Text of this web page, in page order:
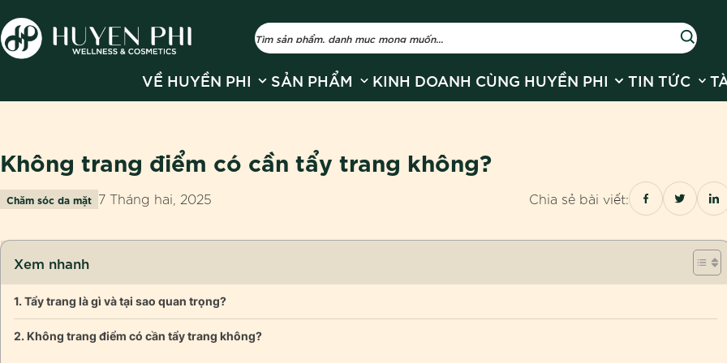
VỀ HUYỀN PHI Show submenu for Về Huyền Phi
SẢN PHẨM Show submenu for Sản phẩm
KINH DOANH CÙNG HUYỀN PHI Show submenu
TIN TỨC
Không trang điểm có cần tẩy trang không?
Chăm sóc da mặt 7 Tháng hai, 2025 Chia sẻ bài viết:
Xem nhanh
Tẩy trang là gì và tại sao quan trọng?
Không trang điểm có cần tẩy trang không?